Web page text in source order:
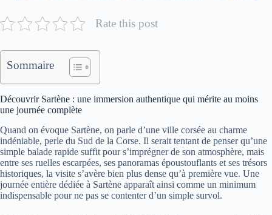
Rate this post
Sommaire
Découvrir Sartène : une immersion authentique qui mérite au moins
une journée complète
Quand on évoque Sartène, on parle d’une ville corsée au charme
indéniable, perle du Sud de la Corse. Il serait tentant de penser qu’une
simple balade rapide suffit pour s’imprégner de son atmosphère, mais
entre ses ruelles escarpées, ses panoramas époustouflants et ses trésors
historiques, la visite s’avère bien plus dense qu’à première vue. Une
journée entière dédiée à Sartène apparaît ainsi comme un minimum
indispensable pour ne pas se contenter d’un simple survol.